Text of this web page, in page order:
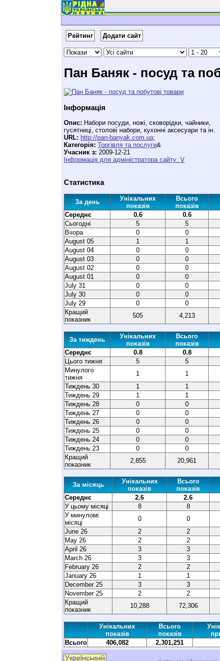
Рейтинг Додати сайт
Пан Баняк - посуд та
Інформація
Опис: Набори посуди, ножі, сковорідки, чайники,
гусятниці, столові набори, кухонні аксесуари та ін.
URL: http://pan-banyak.com.ua;
Категорія: Торгівля та послуги&
Учасник з: 2009-12-21
Інформація для адміністратора сайту: V
Статистика
За день
Унікальних
показів
Всього
показів
Середнє
0.6
0.6
Сьогодні
5
5
Вчора
0
0
August 05
1
1
August 04
0
0
August 03
0
0
August 02
0
0
August 01
0
0
July 31
0
0
July 30
0
0
July 29
0
0
Кращий
показник
505 4,213
За тиждень
Унікальних
показів
Всього
показів
Середнє
0.8
0.8
Цього тижня
5
5
Минулого
тижня
1
1
Тиждень 30
1
1
Тиждень 29
1
1
Тиждень 28
0
0
Тиждень 27
0
0
Тиждень 26
0
0
Тиждень 25
0
0
Тиждень 24
0
0
Тиждень 23
0
0
Кращий
показник
2,855 20,961
За місяць
Унікальних
показів
Всього
показів
Середнє
2.6
2.6
У цьому місяці
8
8
У минуломі
місяці
0
0
June 26
2
2
May 26
2
2
April 26
3
3
March 26
3
3
February 26
2
2
January 26
1
1
December 25
3
3
November 25
2
2
Кращий
показник
10,288 72,306
Унікальних
показів
Всього
показів
Всього
406,082 2,301,251